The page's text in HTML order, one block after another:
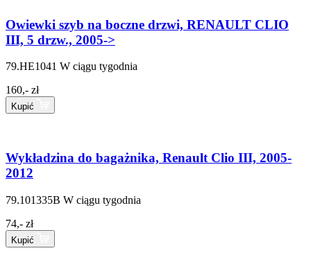
Owiewki szyb na boczne drzwi, RENAULT CLIO
III, 5 drzw., 2005->
79.HE1041 W ciągu tygodnia
160,- zł
Kupić
Wykładzina do bagażnika, Renault Clio III, 2005-
2012
79.101335B W ciągu tygodnia
74,- zł
Kupić